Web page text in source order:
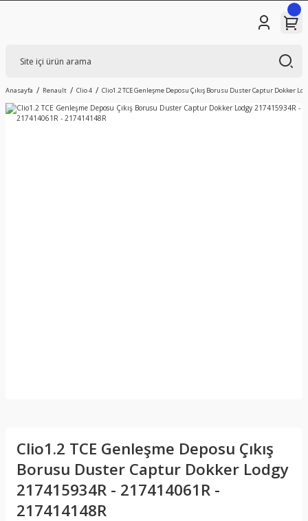
Anasayfa Renault Clio 4 Clio1.2 TCE Genleşme Deposu Çıkış Borusu Duster Captur Dokker
Clio1.2 TCE Genleşme Deposu Çıkış
Borusu Duster Captur Dokker Lodgy
217415934R - 217414061R -
217414148R